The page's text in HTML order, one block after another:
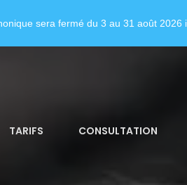
TARIFS CONSULTATION
sera fermé du 3 au 31 août